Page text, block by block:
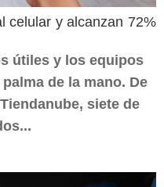
celular y alcanzan 72%
útiles y los equipos
de la mano. De
siete de